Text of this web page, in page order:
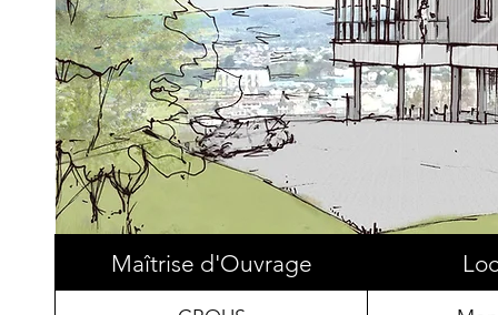
Maîtrise d'Ouvrage